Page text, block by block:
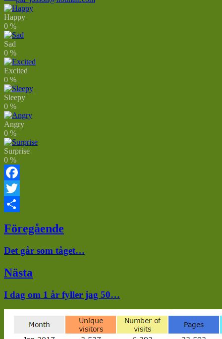
Happy
0 %
Sad
0 %
Excited
0 %
Sleepy
0 %
Angry
0 %
Surprise
0 %
Facebook
Twitter
Inläggsnavigering
Föregående
Föregående
inlägg:
Det går som tåget…
Nästa
Nästa
inlägg:
I dag om 1 år fyller jag 50…